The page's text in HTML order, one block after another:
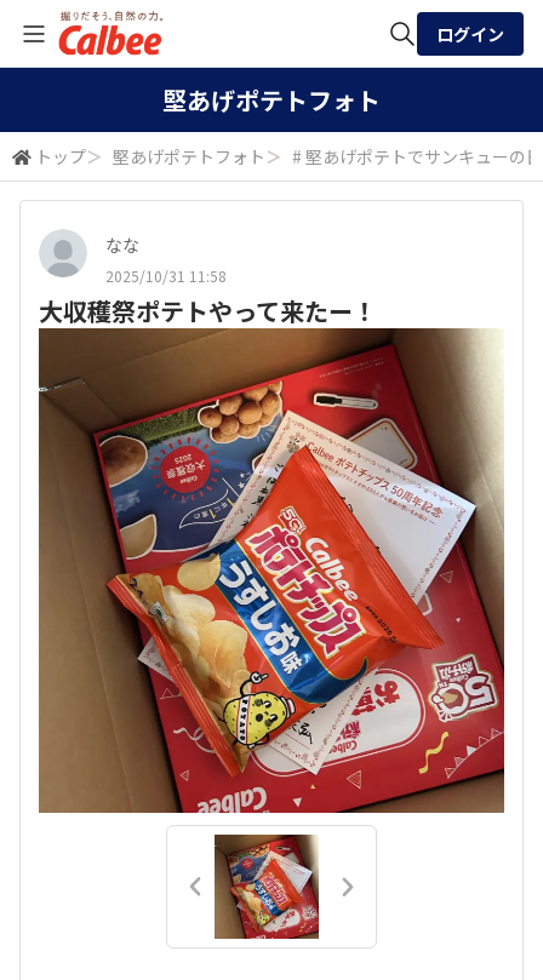
検索
ログイン
堅あげポテトフォト
トップ＞ 堅あげポテトフォト ＞ # 堅あげポテトでサンキューの日
なな
2025/10/31 11:58
大収穫祭ポテトやって来たー！